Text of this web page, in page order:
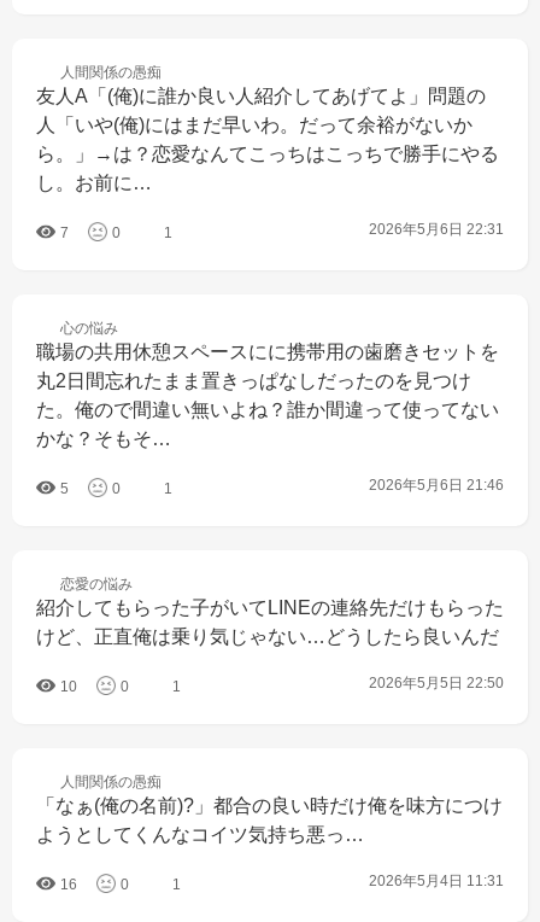
人間関係の愚痴
友人A「(俺)に誰か良い人紹介してあげてよ」問題の
人「いや(俺)にはまだ早いわ。だって余裕がないか
ら。」→は？恋愛なんてこっちはこっちで勝手にやる
し。お前に…
7 0 1 2026年5月6日 22:31
心の悩み
職場の共用休憩スペースにに携帯用の歯磨きセットを
丸2日間忘れたまま置きっぱなしだったのを見つけ
た。俺ので間違い無いよね？誰か間違って使ってない
かな？そもそ…
5 0 1 2026年5月6日 21:46
恋愛の悩み
紹介してもらった子がいてLINEの連絡先だけもらった
けど、正直俺は乗り気じゃない…どうしたら良いんだ
10 0 1 2026年5月5日 22:50
人間関係の愚痴
「なぁ(俺の名前)?」都合の良い時だけ俺を味方につけ
ようとしてくんなコイツ気持ち悪っ…
16 0 1 2026年5月4日 11:31